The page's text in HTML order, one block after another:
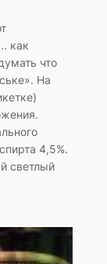
как
что
На
4,5%.
светлый